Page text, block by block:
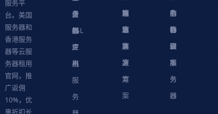
服务平
台。美国
服务器和
香港服务
器等云服
务器租用
官网，推
广返佣
10%，优
惠折扣长
务
器
务
器
量
级
应
用
服
务
虚
拟
主
机
SSL
证
书
方
案
决
方
案
解
决
方
案
戏
解
决
方
案
网
站
解
决
方
案
务
器
心
中
心
务
协
议
软
件
脚
本
物
理
服
务
器
云
服
务
器